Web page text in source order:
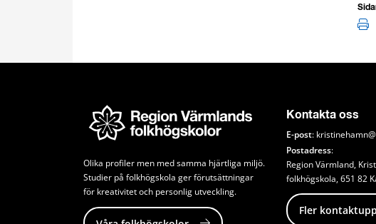
Olika profiler men med samma hjärtliga miljö.
Studier på folkhögskola ger förutsättningar
för kreativitet och personlig utveckling.
Kontakta oss
E-post:
Postadress:
Region Värmland,
folkhögskola, 651 82
Fler